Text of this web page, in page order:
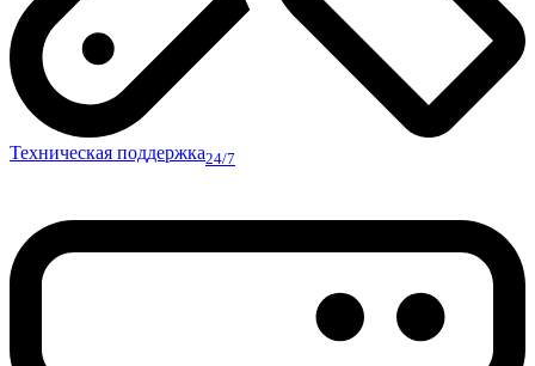
Техническая поддержка24/7